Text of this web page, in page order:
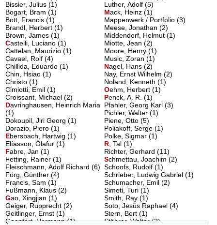
Bissier, Julius (1)
Bogart, Bram (1)
Bott, Francis (1)
Brandl, Herbert (1)
Brown, James (1)
Castelli, Luciano(1)
Cattelan, Maurizio (1)
Cavael, Rolf (4)
Chillida, Eduardo (1)
Chin, Hsiao (1)
Christo (1)
Cimiotti, Emil (1)
Croissant, Michael (2)
Davringhausen, Heinrich Maria
(1)
Dokoupil, Jiri Georg (1)
Dorazio, Piero (1)
Ebersbach, Hartwig(1)
Elíasson, Ólafur (1)
Fabre, Jan(1)
Fetting, Rainer (1)
Fleischmann, Adolf Richard (6)
Förg, Günther (4)
Francis, Sam (1)
Fußmann, Klaus (2)
Gao, Xingjian(1)
Geiger, Rupprecht (2)
Geitlinger, Ernst (1)
Goepfert, Hermann (1)
Luther, Adolf (5)
Mack, Heinz(1)
Mappenwerk / Portfolio (3)
Meese, Jonathan (2)
Middendorf, Helmut (1)
Miotte, Jean (2)
Moore, Henry (1)
Music, Zoran (1)
Nagel, Hans(2)
Nay, Ernst Wilhelm (2)
Noland, Kenneth (1)
Oehm, Herbert(1)
Penck, A. R.(1)
Pfahler, Georg Karl (3)
Pichler, Walter (1)
Piene, Otto (5)
Poliakoff, Serge (1)
Polke, Sigmar (1)
R, Tal(1)
Richter, Gerhard (11)
Schmettau, Joachim(2)
Schoofs, Rudolf (1)
Schrieber, Ludwig Gabriel (1)
Schumacher, Emil (2)
Simeti, Turi (1)
Smith, Ray (1)
Soto, Jesús Raphael (4)
Stern, Bert (1)
Stöhrer, Walter (2)